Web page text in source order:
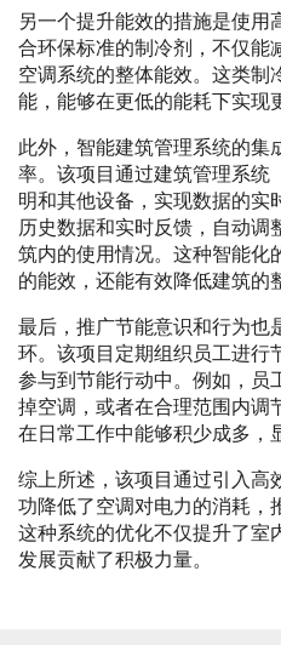
另一个提升能效的措施是使用
合环保标准的制冷剂，不仅能
空调系统的整体能效。这类制
能，能够在更低的能耗下实现
此外，智能建筑管理系统的集
率。该项目通过建筑管理系统
明和其他设备，实现数据的实
历史数据和实时反馈，自动调
筑内的使用情况。这种智能化
的能效，还能有效降低建筑的
最后，推广节能意识和行为也
环。该项目定期组织员工进行
参与到节能行动中。例如，员
掉空调，或者在合理范围内调
在日常工作中能够积少成多，
综上所述，该项目通过引入高
功降低了空调对电力的消耗，
这种系统的优化不仅提升了室
发展贡献了积极力量。